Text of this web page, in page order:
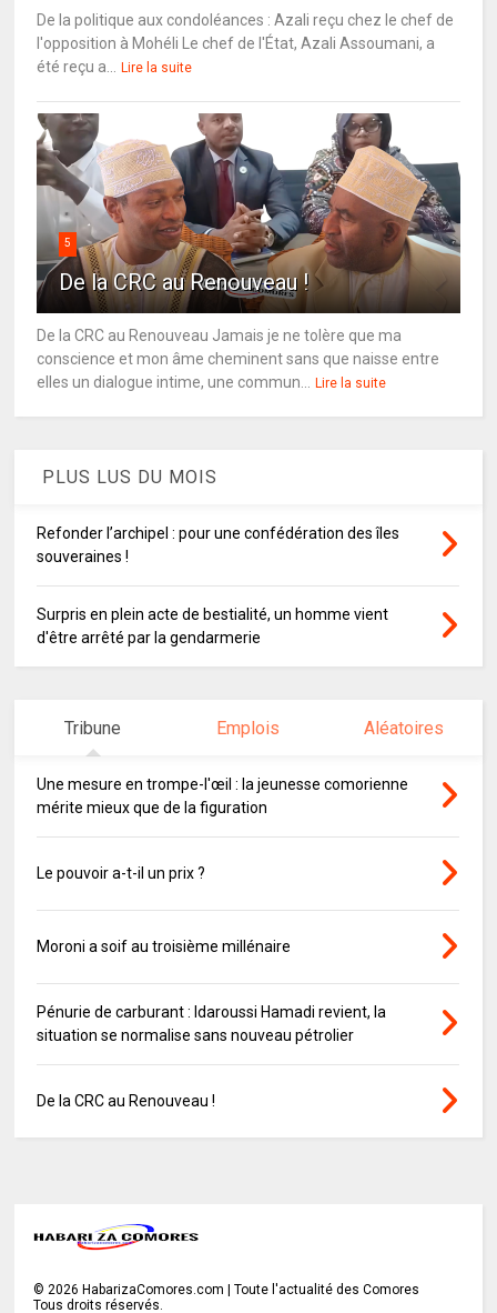
De la politique aux condoléances : Azali reçu chez le chef de
l'opposition à Mohéli Le chef de l'État, Azali Assoumani, a
été reçu a...
Lire la suite
5
De la CRC au Renouveau !
De la CRC au Renouveau Jamais je ne tolère que ma
conscience et mon âme cheminent sans que naisse entre
elles un dialogue intime, une commun...
Lire la suite
PLUS LUS DU MOIS
Refonder l’archipel : pour une confédération des îles
souveraines !
Surpris en plein acte de bestialité, un homme vient
d'être arrêté par la gendarmerie
Tribune Emplois Aléatoires
Une mesure en trompe-l'œil : la jeunesse comorienne
mérite mieux que de la figuration
Le pouvoir a-t-il un prix ?
Moroni a soif au troisième millénaire
Pénurie de carburant : Idaroussi Hamadi revient, la
situation se normalise sans nouveau pétrolier
De la CRC au Renouveau !
©2026 HabarizaComores.com | Toute l'actualité des Comores
Tous droits réservés.